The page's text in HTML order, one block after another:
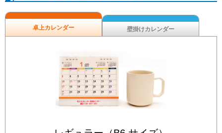
卓上カレンダー 壁掛けカレンダー